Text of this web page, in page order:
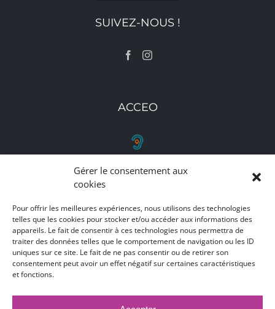
Gérer le consentement aux
cookies
Pour offrir les meilleures expériences, nous utilisons des technologies
telles que les cookies pour stocker et/ou accéder aux informations des
appareils. Le fait de consentir à ces technologies nous permettra de
traiter des données telles que le comportement de navigation ou les ID
uniques sur ce site. Le fait de ne pas consentir ou de retirer son
consentement peut avoir un effet négatif sur certaines caractéristiques
et fonctions.
SUIVEZ-NOUS !
ACCEO
RETROUVEZ-NOUS
Toutes nos adresses, coordonnées et horaires
d'ouverture
CLIQUEZ ICI